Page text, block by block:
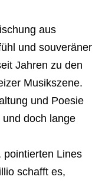
aus
und souveräner
Jahren zu den
Musikszene.
und Poesie
doch lange
pointierten Lines
schafft es,